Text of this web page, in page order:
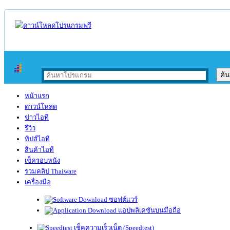
หน้าแรก
ดาวน์โหลด
ข่าวไอที
รีวิว
ทิปส์ไอที
สินค้าไอที
เช็ครอบหนัง
รวมคลิป Thaiware
เครื่องมือ
ซอฟต์แวร์
แอปพลิเคชันบนมือถือ
เช็คความเร็วเน็ต (Speedtest)